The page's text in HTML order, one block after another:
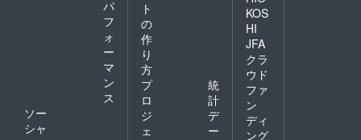
パ
フ
ォ
ー
マ
ン
ス
ソー
シャ
ト
の
作
り
方
プ
ロ
ジ
ェ
統
計
デ
ー
KOS
HI
JFA
クラ
ウド
ファ
ン
ディ
ング